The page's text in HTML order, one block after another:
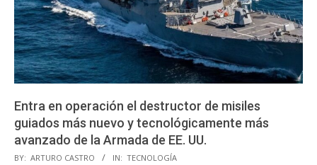
Entra en operación el destructor de misiles
guiados más nuevo y tecnológicamente más
avanzado de la Armada de EE. UU.
2023-
BY: ARTURO CASTRO IN: TECNOLOGÍA